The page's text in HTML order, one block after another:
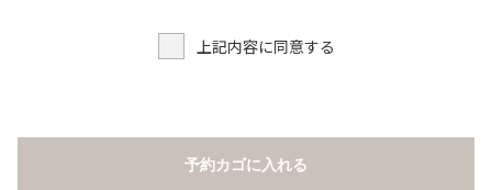
上記内容に同意する
予約カゴに入れる